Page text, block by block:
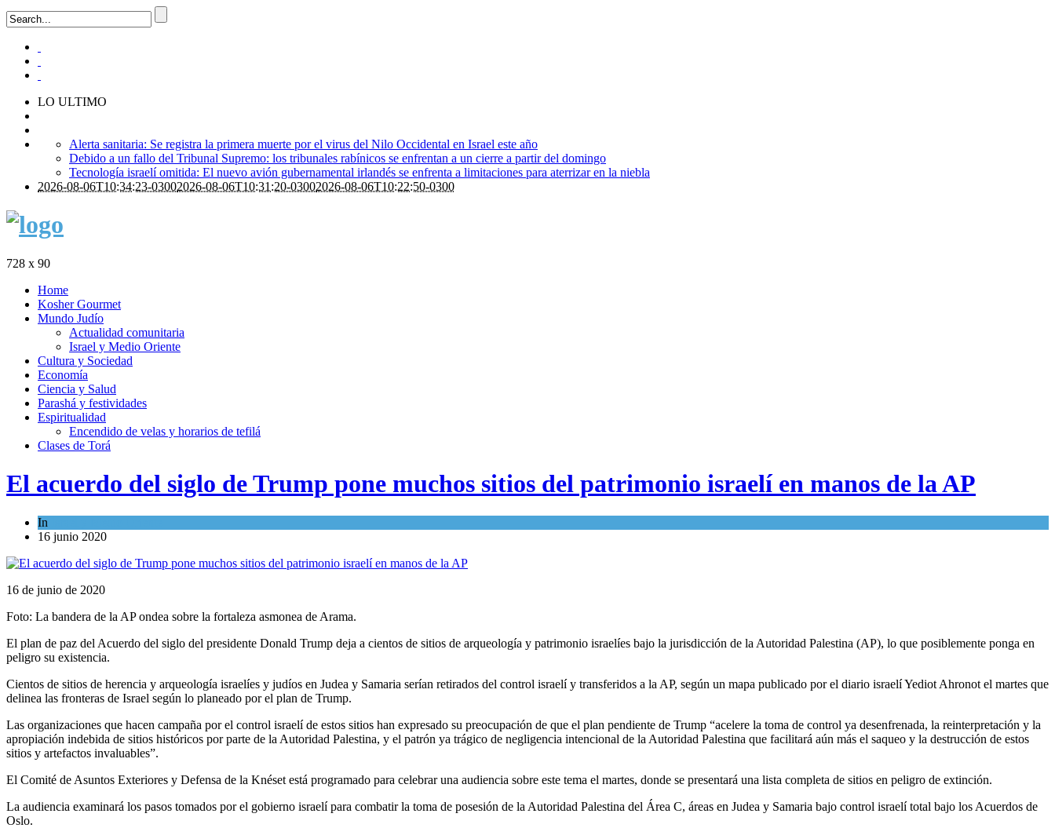
LO ULTIMO
Alerta sanitaria: Se registra la primera muerte por el virus del Nilo Occidental en Israel este año
Debido a un fallo del Tribunal Supremo: los tribunales rabínicos se enfrentan a un cierre a partir del domingo
Tecnología israelí omitida: El nuevo avión gubernamental irlandés se enfrenta a limitaciones para aterrizar en la niebla
2026-08-06T10:34:23-03002026-08-06T10:31:20-03002026-08-06T10:22:50-0300
728 x 90
Home
Kosher Gourmet
Mundo Judío
Actualidad comunitaria
Israel y Medio Oriente
Cultura y Sociedad
Economía
Ciencia y Salud
Parashá y festividades
Espiritualidad
Encendido de velas y horarios de tefilá
Clases de Torá
El acuerdo del siglo de Trump pone muchos sitios del patrimonio israelí en manos de la AP
In
16 junio 2020
16 de junio de 2020
Foto: La bandera de la AP ondea sobre la fortaleza asmonea de Arama.
El plan de paz del Acuerdo del siglo del presidente Donald Trump deja a cientos de sitios de arqueología y patrimonio israelíes bajo la jurisdicción de la Autoridad Palestina (AP), lo que posiblemente ponga en
peligro su existencia.
Cientos de sitios de herencia y arqueología israelíes y judíos en Judea y Samaria serían retirados del control israelí y transferidos a la AP, según un mapa publicado por el diario israelí Yediot Ahronot el martes que
delinea las fronteras de Israel según lo planeado por el plan de Trump.
Las organizaciones que hacen campaña por el control israelí de estos sitios han expresado su preocupación de que el plan pendiente de Trump “acelere la toma de control ya desenfrenada, la reinterpretación y la
apropiación indebida de sitios históricos por parte de la Autoridad Palestina, y el patrón ya trágico de negligencia intencional de la Autoridad Palestina que facilitará aún más el saqueo y la destrucción de estos
sitios y artefactos invaluables”.
El Comité de Asuntos Exteriores y Defensa de la Knéset está programado para celebrar una audiencia sobre este tema el martes, donde se presentará una lista completa de sitios en peligro de extinción.
La audiencia examinará los pasos tomados por el gobierno israelí para combatir la toma de posesión de la Autoridad Palestina del Área C, áreas en Judea y Samaria bajo control israelí total bajo los Acuerdos de
Oslo.